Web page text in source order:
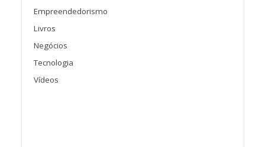
Empreendedorismo
Livros
Negócios
Tecnologia
Vídeos